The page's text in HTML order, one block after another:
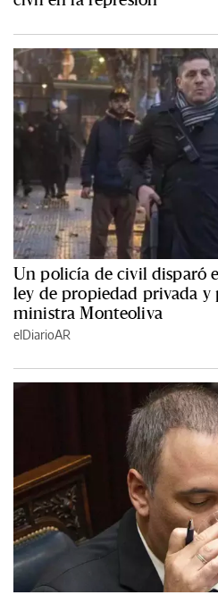
Un policía de civil disparó
ley de propiedad privada
ministra Monteoliva
elDiarioAR